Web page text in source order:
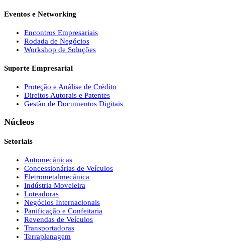
Eventos e Networking
Encontros Empresariais
Rodada de Negócios
Workshop de Soluções
Suporte Empresarial
Proteção e Análise de Crédito
Direitos Autorais e Patentes
Gestão de Documentos Digitais
Núcleos
Setoriais
Automecânicas
Concessionárias de Veículos
Eletrometalmecânica
Indústria Moveleira
Loteadoras
Negócios Internacionais
Panificação e Confeitaria
Revendas de Veículos
Transportadoras
Terraplenagem